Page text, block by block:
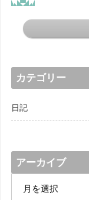
カテゴリー
日記
アーカイブ